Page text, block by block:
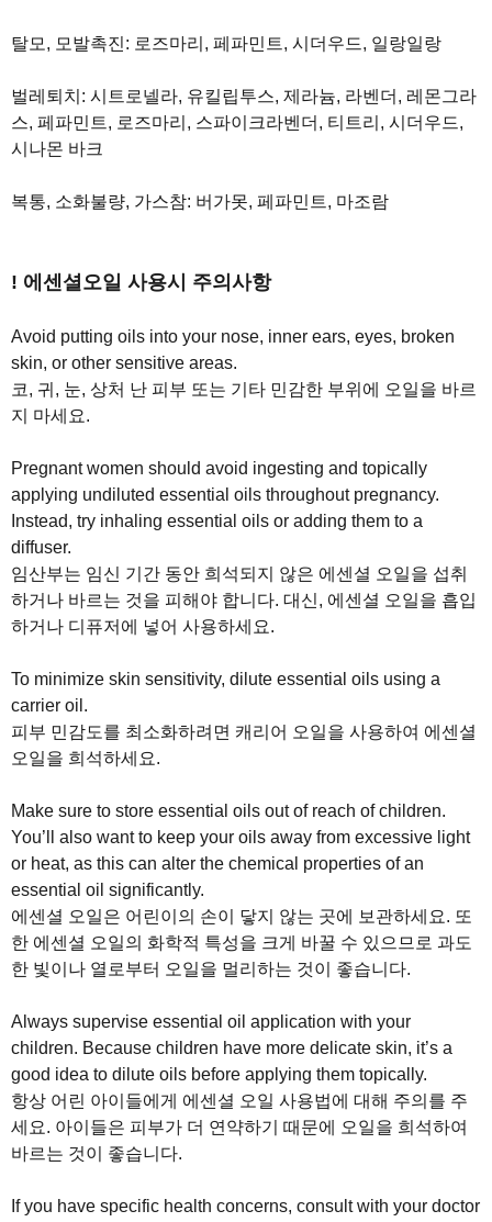
탈모, 모발촉진: 로즈마리, 페파민트, 시더우드, 일랑일랑
벌레퇴치: 시트로넬라, 유킬립투스, 제라늄, 라벤더, 레몬그라
스, 페파민트, 로즈마리, 스파이크라벤더, 티트리, 시더우드,
시나몬 바크
복통, 소화불량, 가스참: 버가못, 페파민트, 마조람
! 에센셜오일 사용시 주의사항
Avoid putting oils into your nose, inner ears, eyes, broken
skin, or other sensitive areas.
코, 귀, 눈, 상처 난 피부 또는 기타 민감한 부위에 오일을 바르
지 마세요.
Pregnant women should avoid ingesting and topically
applying undiluted essential oils throughout pregnancy.
Instead, try inhaling essential oils or adding them to a
diffuser.
임산부는 임신 기간 동안 희석되지 않은 에센셜 오일을 섭취
하거나 바르는 것을 피해야 합니다. 대신, 에센셜 오일을 흡입
하거나 디퓨저에 넣어 사용하세요.
To minimize skin sensitivity, dilute essential oils using a
carrier oil.
피부 민감도를 최소화하려면 캐리어 오일을 사용하여 에센셜
오일을 희석하세요.
Make sure to store essential oils out of reach of children.
You’ll also want to keep your oils away from excessive light
or heat, as this can alter the chemical properties of an
essential oil significantly.
에센셜 오일은 어린이의 손이 닿지 않는 곳에 보관하세요. 또
한 에센셜 오일의 화학적 특성을 크게 바꿀 수 있으므로 과도
한 빛이나 열로부터 오일을 멀리하는 것이 좋습니다.
Always supervise essential oil application with your
children. Because children have more delicate skin, it’s a
good idea to dilute oils before applying them topically.
항상 어린 아이들에게 에센셜 오일 사용법에 대해 주의를 주
세요. 아이들은 피부가 더 연약하기 때문에 오일을 희석하여
바르는 것이 좋습니다.
If you have specific health concerns, consult with your doctor